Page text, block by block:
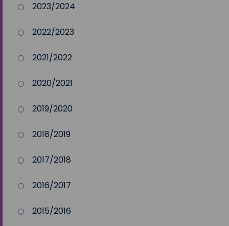
2023/2024
2022/2023
2021/2022
2020/2021
2019/2020
2018/2019
2017/2018
2016/2017
2015/2016